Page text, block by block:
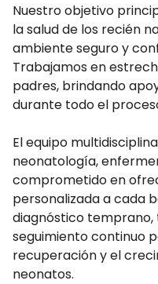
Nuestro objetivo
la salud de los recién
ambiente seguro y
Trabajamos en
padres, brindando
durante todo el
El equipo
neonatología,
comprometido en
personalizada a cada
diagnóstico
seguimiento continuo
recuperación y el
neonatos.